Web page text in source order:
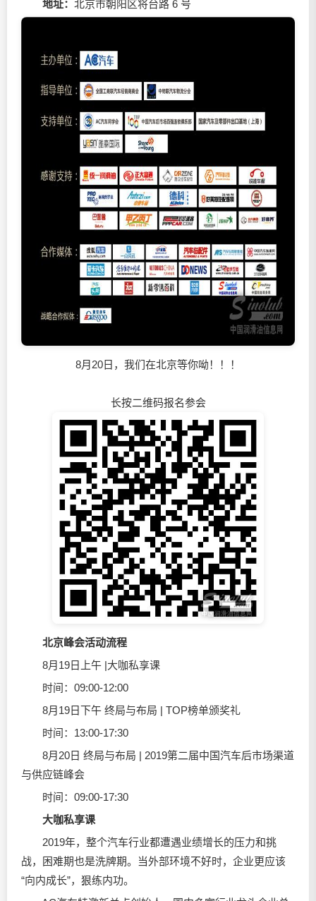
地址： 北京市朝阳区将台路 6 号
8月20日，我们在北京等你呦！！！
长按二维码报名参会
北京峰会活动流程
8月19日上午 |大咖私享课
时间：09:00-12:00
8月19日下午 终局与布局 | TOP榜单颁奖礼
时间：13:00-17:30
8月20日 终局与布局 | 2019第二届中国汽车后市场渠道
与供应链峰会
时间：09:00-17:30
大咖私享课
2019年，整个汽车行业都遭遇业绩增长的压力和挑
战，困难期也是洗牌期。当外部环境不好时，企业更应该
“向内成长”，狠练内功。